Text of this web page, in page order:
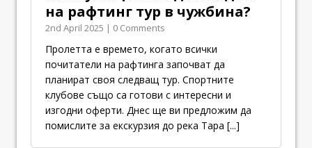
на рафтинг тур в чужбина?
2nd April 2025 | 0 Comments
Пролетта е времето, когато всички
почитатели на рафтинга започват да
планират своя следващ тур. Спортните
клубове също са готови с интересни и
изгодни оферти. Днес ще ви предложим да
помислите за екскурзия до река Тара [...]